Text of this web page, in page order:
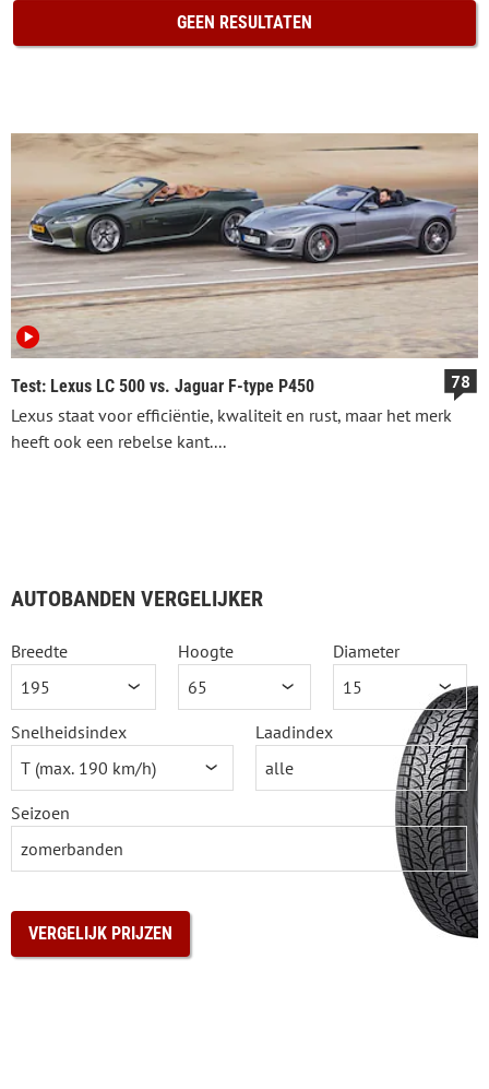
GEEN RESULTATEN
Test: Lexus LC 500 vs. Jaguar F-type P450
78
Lexus staat voor efficiëntie, kwaliteit en rust, maar het merk
heeft ook een rebelse kant....
AUTOBANDEN VERGELIJKER
Breedte Hoogte Diameter
Snelheidsindex Laadindex
Seizoen